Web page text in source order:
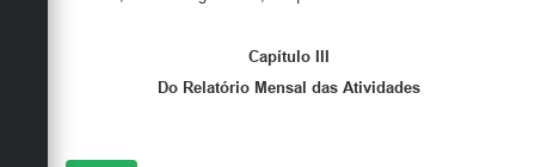
Capítulo III
Do Relatório Mensal das Atividades